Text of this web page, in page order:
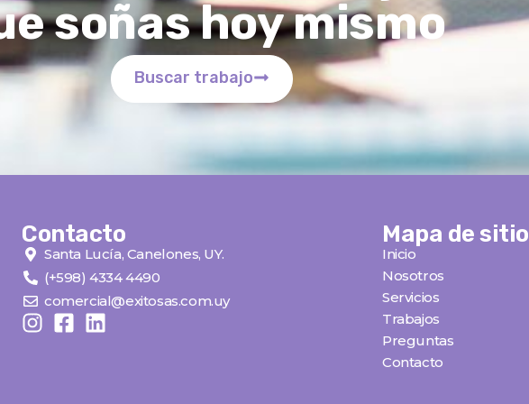
soñas hoy mismo
Buscar trabajo
Contacto
Santa Lucía, Canelones, UY.
(+598) 4334 4490
comercial@exitosas.com.uy
Mapa de sitio
Inicio
Nosotros
Servicios
Trabajos
Preguntas
Contacto